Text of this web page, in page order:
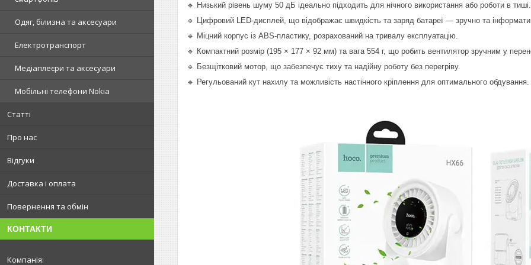
Одяг, білизна та аксесуари
Електротранспорт
Медіаплеєри та аксесуари
Мобільні телефони Nokia
Статті
Про нас
Відгуки
Доставка і оплата
Повернення та обмін
КОНТАКТИ
🔹 Низький рівень шуму 50 дБ ідеально підходить для нічного використання або роботи в тиші.
🔹 Цифровий LED-дисплей, що відображає швидкість та заряд батареї — зручно та
🔹 Міцний корпус із ABS-пластику, розрахований на тривалу експлуатацію.
🔹 Компактний розмір (195 × 177 × 92 мм) та вага 554 г, що робить вентилятор зручним у
🔹 Безщітковий мотор, що забезпечує тиху та надійну роботу без перегріву.
🔹 Регульований кут нахилу та можливість настінного кріплення для оптимального обдування.